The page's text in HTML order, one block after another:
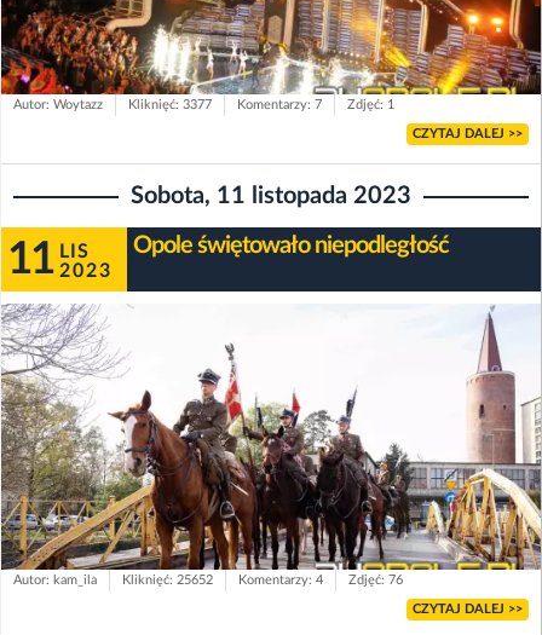
Autor: Woytazz Kliknięć: 3377 Komentarzy: 7 Zdjęć: 1
CZYTAJ DALEJ >>
Sobota, 11 listopada 2023
11 LIS
2023
Opole świętowało niepodległość
Autor: kam_ila Kliknięć: 25652 Komentarzy: 4 Zdjęć: 76
CZYTAJ DALEJ >>